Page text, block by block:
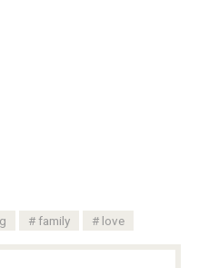
family love